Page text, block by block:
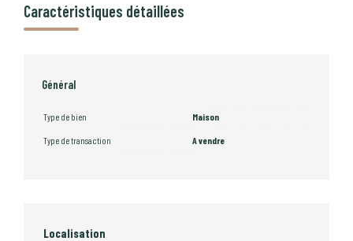
Caractéristiques détaillées
Général
Type de bien Maison
Type de transaction A vendre
Localisation